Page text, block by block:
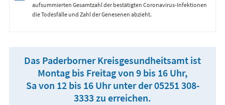
aufsummierten Gesamtzahl der bestätigten Coronavirus-Infektionen
die Todesfälle und Zahl der Genesenen abzieht.
Das Paderborner Kreisgesundheitsamt ist
Montag bis Freitag von 9 bis 16 Uhr,
Sa von 12 bis 16 Uhr unter der 05251 308-
3333 zu erreichen.